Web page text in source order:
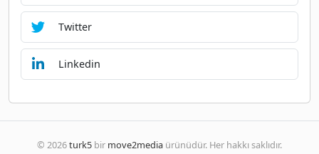
Twitter
Linkedin
© 2026turk5 bir move2media ürünüdür. Her hakkı saklıdır.